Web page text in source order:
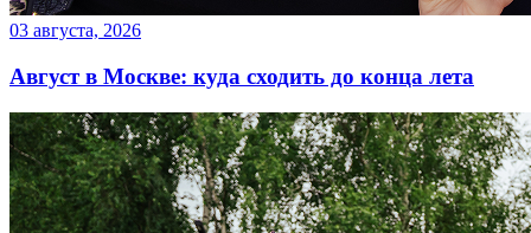
03 августа, 2026
Август в Москве: куда сходить до конца лета